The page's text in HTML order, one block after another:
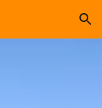
Skip to navigation